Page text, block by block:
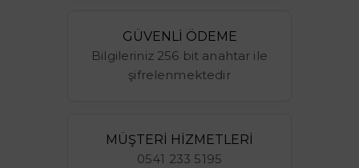
GÜVENLİ ÖDEME
Bilgileriniz 256 bit anahtar ile
şifrelenmektedir
MÜŞTERİ HİZMETLERİ
0541 233 5195